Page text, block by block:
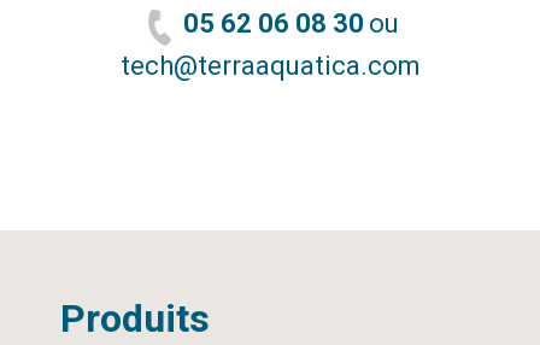
05 62 06 08 30 ou
tech@terraaquatica.com
Produits